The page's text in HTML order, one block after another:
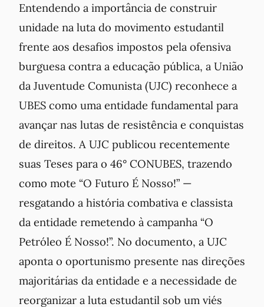
Entendendo a importância de construir
unidade na luta do movimento estudantil
frente aos desafios impostos pela ofensiva
burguesa contra a educação pública, a União
da Juventude Comunista (UJC) reconhece a
UBES como uma entidade fundamental para
avançar nas lutas de resistência e conquistas
de direitos. A UJC publicou recentemente
suas Teses para o 46° CONUBES, trazendo
como mote “O Futuro É Nosso!” —
resgatando a história combativa e classista
da entidade remetendo à campanha “O
Petróleo É Nosso!”. No documento, a UJC
aponta o oportunismo presente nas direções
majoritárias da entidade e a necessidade de
reorganizar a luta estudantil sob um viés